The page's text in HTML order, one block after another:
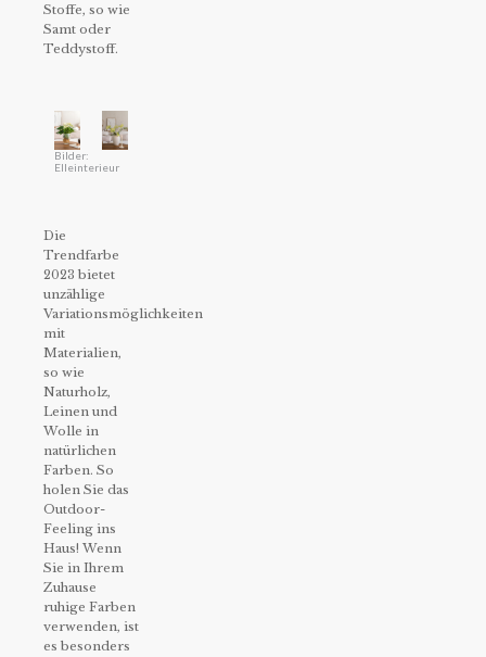
Stoffe, so wie
Samt oder
Teddystoff.
Bilder:
Elleinterieur
Die
Trendfarbe
2023 bietet
unzählige
Variationsmöglichkeiten
mit
Materialien,
so wie
Naturholz,
Leinen und
Wolle in
natürlichen
Farben. So
holen Sie das
Outdoor-
Feeling ins
Haus! Wenn
Sie in Ihrem
Zuhause
ruhige Farben
verwenden, ist
es besonders